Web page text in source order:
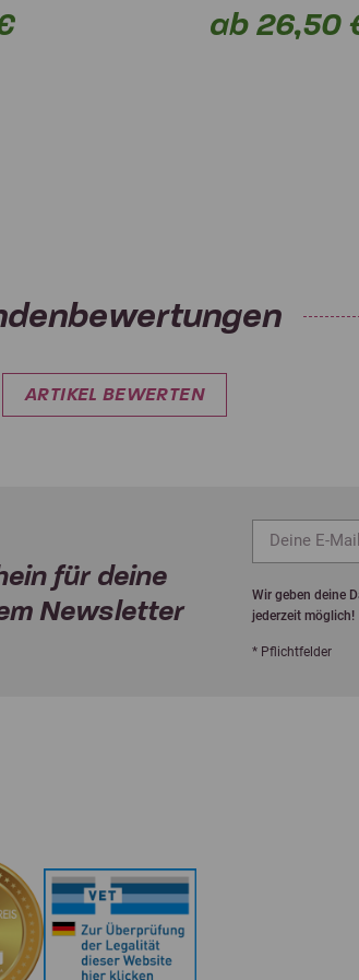
ab 26,50
ARTIKEL BEWERTEN
für deine
Newsletter
Wir geben deine
jederzeit möglich!
* Pflichtfelder